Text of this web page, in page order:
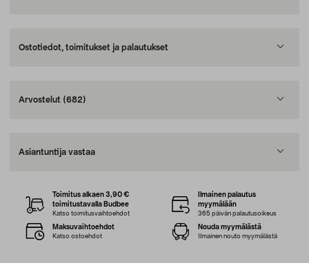
Ostotiedot, toimitukset ja palautukset
Arvostelut (682)
Asiantuntija vastaa
Toimitus alkaen 3,90 €
toimitustavalla Budbee
Katso toimitusvaihtoehdot
Ilmainen palautus
myymälään
365 päivän palautusoikeus
Maksuvaihtoehdot
Katso ostoehdot
Nouda myymälästä
Ilmainen nouto myymälästä